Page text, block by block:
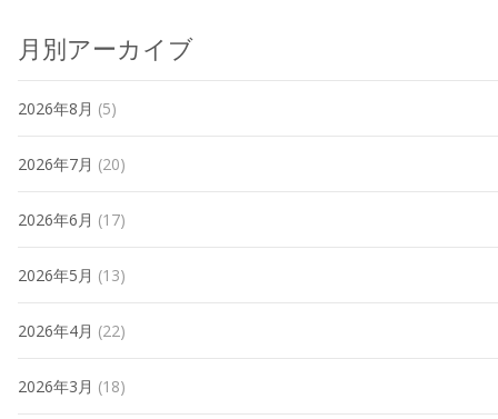
navigation
月別アーカイブ
2026年8月 (5)
2026年7月 (20)
2026年6月 (17)
2026年5月 (13)
2026年4月 (22)
2026年3月 (18)